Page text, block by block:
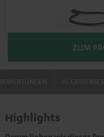
ZUM
Highlights